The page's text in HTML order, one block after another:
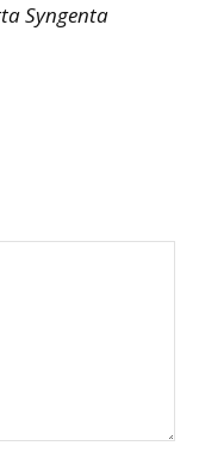
Syngenta